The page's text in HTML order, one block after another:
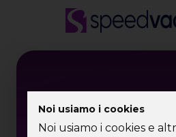
Noi usiamo i cookies
Noi usiamo i cookies e